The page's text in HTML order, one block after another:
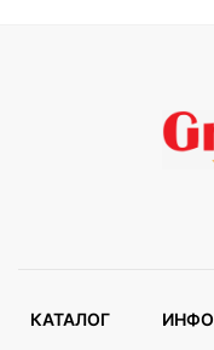
КАТАЛОГ